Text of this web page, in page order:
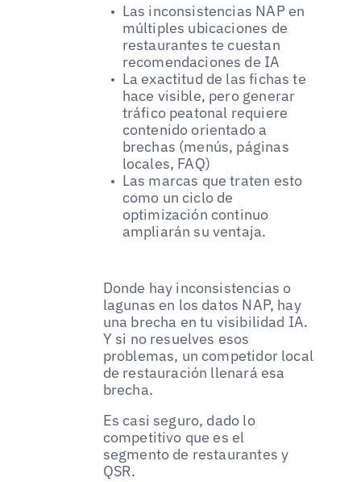
Las inconsistencias NAP en
múltiples ubicaciones de
restaurantes te cuestan
recomendaciones de IA
La exactitud de las fichas te
hace visible, pero generar
tráfico peatonal requiere
contenido orientado a
brechas (menús, páginas
locales, FAQ)
Las marcas que traten esto
como un ciclo de
optimización continuo
ampliarán su ventaja.
Donde hay inconsistencias o
lagunas en los datos NAP, hay
una brecha en tu visibilidad IA.
Y si no resuelves esos
problemas, un competidor local
de restauración llenará esa
brecha.
Es casi seguro, dado lo
competitivo que es el
segmento de restaurantes y
QSR.